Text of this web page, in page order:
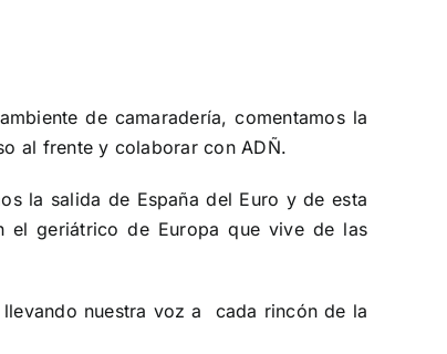
de camaradería, comentamos la
al frente y colaborar con ADÑ.
la salida de España del Euro y de esta
el geriátrico de Europa que vive de las
nuestra voz a cada rincón de la